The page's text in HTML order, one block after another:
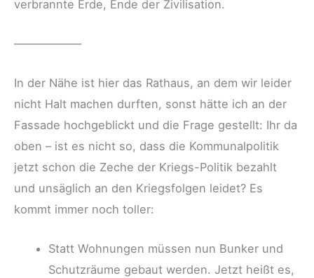
verbrannte Erde, Ende der Zivilisation.
——————
In der Nähe ist hier das Rathaus, an dem wir leider
nicht Halt machen durften, sonst hätte ich an der
Fassade hochgeblickt und die Frage gestellt: Ihr da
oben – ist es nicht so, dass die Kommunalpolitik
jetzt schon die Zeche der Kriegs-Politik bezahlt
und unsäglich an den Kriegsfolgen leidet? Es
kommt immer noch toller:
Statt Wohnungen müssen nun Bunker und
Schutzräume gebaut werden. Jetzt heißt es,